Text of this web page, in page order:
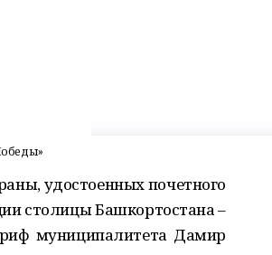
удостоенных почетного
столицы Башкортостана –
муниципалитета Дамир